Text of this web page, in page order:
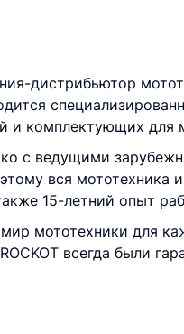
дистрибьютор
и комплектующих для
с ведущими
вся
15-летний опыт
мототехники для
всегда были